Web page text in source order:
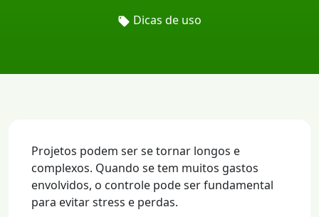
Dicas de uso
Projetos podem ser se tornar longos e
complexos. Quando se tem muitos gastos
envolvidos, o controle pode ser fundamental
para evitar stress e perdas.